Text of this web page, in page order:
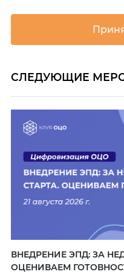
СЛЕДУЮЩИЕ
ВНЕДРЕНИЕ ЭПД: ЗА
ОЦЕНИВАЕМ